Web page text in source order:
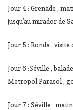
Jour 4 : Grenade ,
jusqu’au mirador de
Jour 5 : Ronda , visite
Jour 6 :Séville ,
Metropol Parasol ,
Jour 7 : Séville ,